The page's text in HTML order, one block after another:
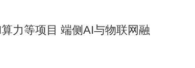
力等项目 端侧AI与物联网融